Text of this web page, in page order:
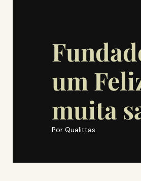
um
muita
Por Qualittas